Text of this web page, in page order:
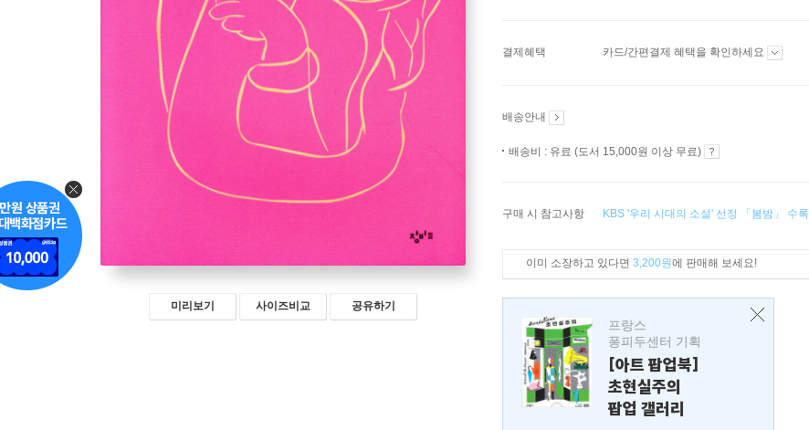
미리보기 사이즈비교 공유하기
결제혜택 카드/간편결제 혜택을 확인하세요
배송안내
배송비 : 유료 (도서 15,000원 이상 무료)
구매 시 참고사항 KBS '우리 시대의 소설' 선정 「봄밤」 수록
이미 소장하고 있다면 3,200원에 판매해 보세요!
프랑스
퐁피두센터 기획
[아트 팝업북]
초현실주의
팝업 갤러리